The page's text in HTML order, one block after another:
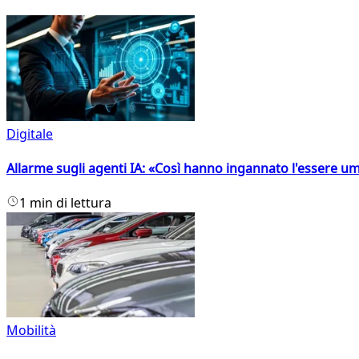
Digitale
Allarme sugli agenti IA: «Così hanno ingannato l'essere
1 min di lettura
Mobilità